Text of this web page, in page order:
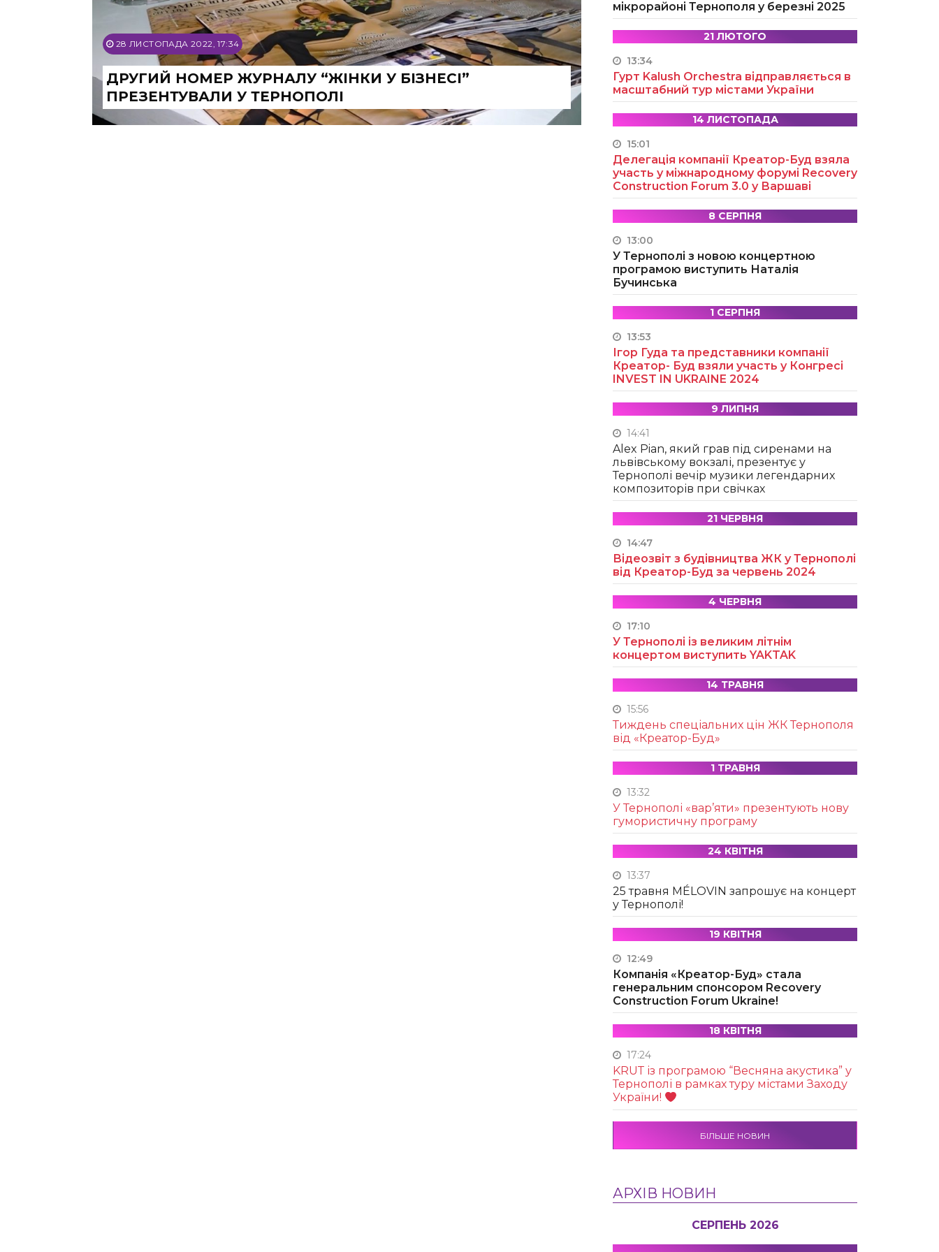
28 ЛИСТОПАДА 2022, 17:34
ДРУГИЙ НОМЕР ЖУРНАЛУ “ЖІНКИ У БІЗНЕСІ”
ПРЕЗЕНТУВАЛИ У ТЕРНОПОЛІ
мікрорайоні Тернополя у березні 2025
21 ЛЮТОГО
13:34
Гурт Kalush Orchestra відправляється в
масштабний тур містами України
14 ЛИСТОПАДА
15:01
Делегація компанії Креатор-Буд взяла
участь у міжнародному форумі Recovery
Construction Forum 3.0 у Варшаві
8 СЕРПНЯ
13:00
У Тернополі з новою концертною
програмою виступить Наталія
Бучинська
1 СЕРПНЯ
13:53
Ігор Гуда та представники компанії
Креатор- Буд взяли участь у Конгресі
INVEST IN UKRAINE 2024
9 ЛИПНЯ
14:41
Alex Pian, який грав під сиренами на
львівському вокзалі, презентує у
Тернополі вечір музики легендарних
композиторів при свічках
21 ЧЕРВНЯ
14:47
Відеозвіт з будівництва ЖК у Тернополі
від Креатор-Буд за червень 2024
4 ЧЕРВНЯ
17:10
У Тернополі із великим літнім
концертом виступить YAKTAK
14 ТРАВНЯ
15:56
Тиждень спеціальних цін ЖК Тернополя
від «Креатор-Буд»
1 ТРАВНЯ
13:32
У Тернополі «вар’яти» презентують нову
гумористичну програму
24 КВІТНЯ
13:37
25 травня MÉLOVIN запрошує на концерт
у Тернополі!
19 КВІТНЯ
12:49
Компанія «Креатор-Буд» стала
генеральним спонсором Recovery
Construction Forum Ukraine!
18 КВІТНЯ
17:24
KRUТ із програмою “Весняна акустика” у
Тернополі в рамках туру містами Заходу
України!
БІЛЬШЕ НОВИН
АРХІВ НОВИН
СЕРПЕНЬ 2026